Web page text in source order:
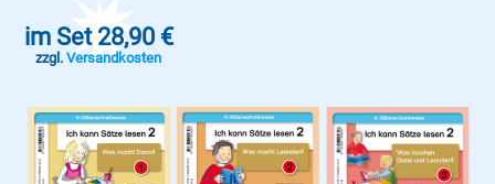
im Set 28,90 €
zzgl.Versandkosten